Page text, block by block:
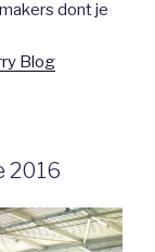
dont je
Blog
2016